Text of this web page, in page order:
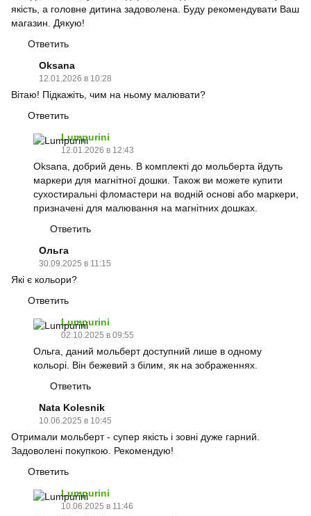
якість, а головне дитина задоволена. Буду рекомендувати Ваш
магазин. Дякую!
Ответить
Oksana
12.01.2026 в 10:28
Вітаю! Підкажіть, чим на ньому малювати?
Ответить
Lumpurini
12.01.2026 в 12:43
Oksana, добрий день. В комплекті до мольберта йдуть
маркери для магнітної дошки. Також ви можете купити
сухостиральні фломастери на водній основі або маркери,
призначені для малювання на магнітних дошках.
Ответить
Ольга
30.09.2025 в 11:15
Які є кольори?
Ответить
Lumpurini
02.10.2025 в 09:55
Ольга, даний мольберт доступний лише в одному
кольорі. Він бежевий з білим, як на зображеннях.
Ответить
Nata Kolesnik
10.06.2025 в 10:45
Отримали мольберт - супер якість і зовні дуже гарний.
Задоволені покупкою. Рекомендую!
Ответить
Lumpurini
10.06.2025 в 11:46